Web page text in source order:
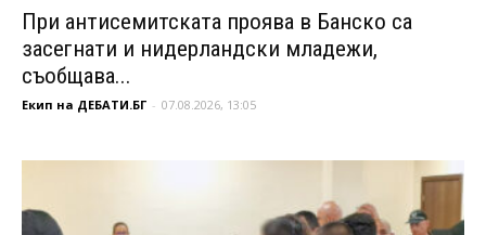
При антисемитската проява в Банско са
засегнати и нидерландски младежи,
съобщава...
Екип на ДЕБАТИ.БГ - 07.08.2026, 13:05